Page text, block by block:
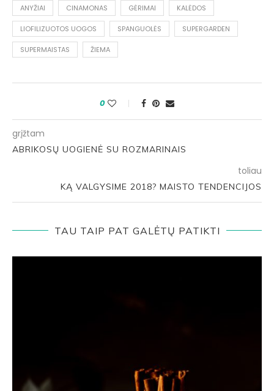
ANYŽIAI CINAMONAS GĖRIMAI KALĖDOS
LIOFILIZUOTOS UOGOS SPANGUOLĖS SUPERGARDEN
SUPERMAISTAS ŽIEMA
0
grįžtam
ABRIKOSŲ UOGIENĖ SU ROZMARINAIS
toliau
KĄ VALGYSIME 2018? MAISTO TENDENCIJOS
TAU TAIP PAT GALĖTŲ PATIKTI